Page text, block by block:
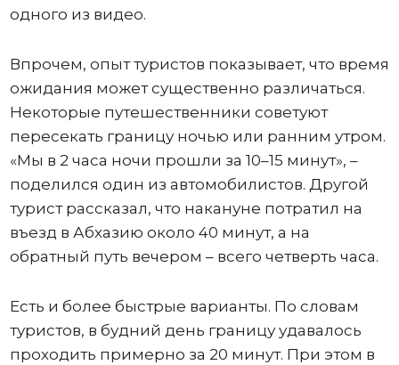
одного из видео.
Впрочем, опыт туристов показывает, что время
ожидания может существенно различаться.
Некоторые путешественники советуют
пересекать границу ночью или ранним утром.
«Мы в 2 часа ночи прошли за 10–15 минут», –
поделился один из автомобилистов. Другой
турист рассказал, что накануне потратил на
въезд в Абхазию около 40 минут, а на
обратный путь вечером – всего четверть часа.
Есть и более быстрые варианты. По словам
туристов, в будний день границу удавалось
проходить примерно за 20 минут. При этом в